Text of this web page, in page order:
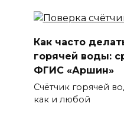
Как часто
горячей воды:
ФГИС «Аршин»
Счётчик горячей
как и любой